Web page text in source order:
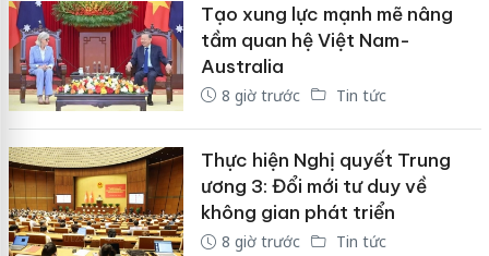
Tạo xung lực mạnh mẽ nâng
tầm quan hệ Việt Nam-
Australia
8 giờ trước Tin tức
Thực hiện Nghị quyết Trung
ương 3: Đổi mới tư duy về
không gian phát triển
8 giờ trước Tin tức